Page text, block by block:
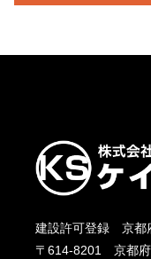
建設許可登録 京都
〒614-8201 京都府